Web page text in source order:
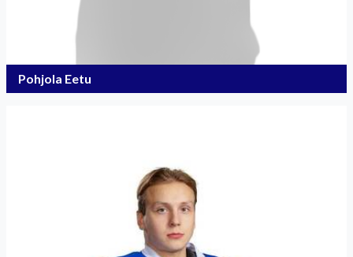
Pohjola Eetu